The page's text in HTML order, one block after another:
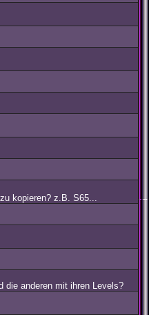
kopieren? z.B. S65...
die anderen mit ihren Levels?